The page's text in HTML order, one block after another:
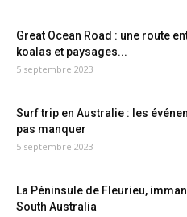
Great Ocean Road : une route
koalas et paysages...
5 septembre 2023
Surf trip en Australie : les
pas manquer
5 septembre 2023
La Péninsule de Fleurieu,
South Australia